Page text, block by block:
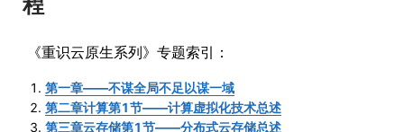
《重识云原生系列》专题索引：
第一章——不谋全局不足以谋一域
第二章计算第1节——计算虚拟化技术总述
第三章云存储第1节——分布式云存储总述